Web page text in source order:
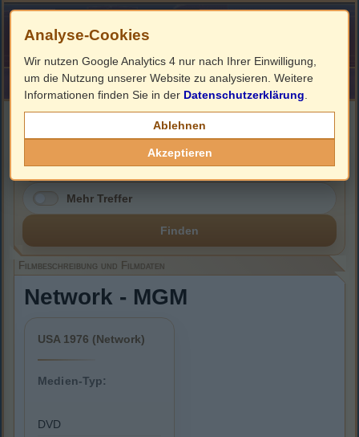
HOME ImpressumLinks
Filmbeschreibung, Cover & DVD Infos
Mehr Treffer
Finden
Filmbeschreibung und Filmdaten
Network - MGM
USA 1976 (Network)
Medien-Typ:
DVD
Analyse-Cookies
Wir nutzen Google Analytics 4 nur nach Ihrer Einwilligung,
um die Nutzung unserer Website zu analysieren. Weitere
Informationen finden Sie in der Datenschutzerklärung
Ablehnen
Akzeptieren